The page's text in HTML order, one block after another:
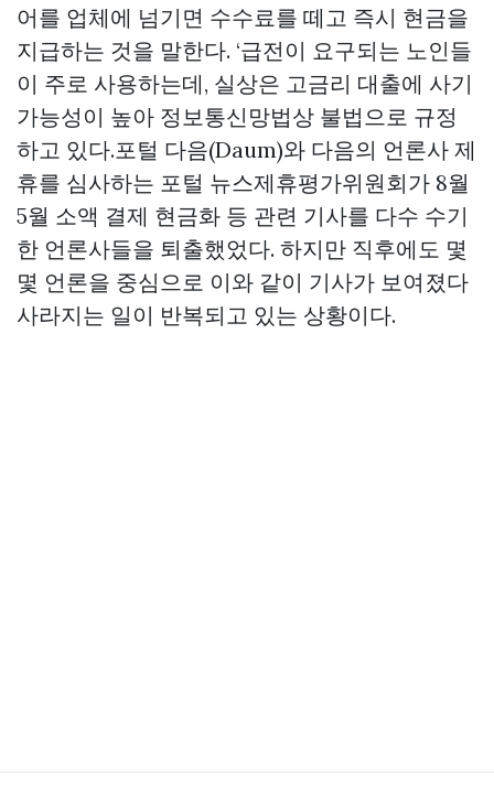
어를 업체에 넘기면 수수료를 떼고 즉시 현금을
지급하는 것을 말한다. ‘급전이 요구되는 노인들
이 주로 사용하는데, 실상은 고금리 대출에 사기
가능성이 높아 정보통신망법상 불법으로 규정
하고 있다.포털 다음(Daum)와 다음의 언론사 제
휴를 심사하는 포털 뉴스제휴평가위원회가 8월
5월 소액 결제 현금화 등 관련 기사를 다수 수기
한 언론사들을 퇴출했었다. 하지만 직후에도 몇
몇 언론을 중심으로 이와 같이 기사가 보여졌다
사라지는 일이 반복되고 있는 상황이다.